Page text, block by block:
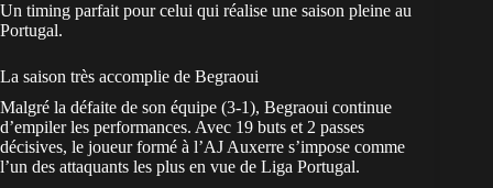
Un timing parfait pour celui qui réalise une saison pleine au
Portugal.
La saison très accomplie de Begraoui
Malgré la défaite de son équipe (3-1), Begraoui continue
d’empiler les performances. Avec 19 buts et 2 passes
décisives, le joueur formé à l’AJ Auxerre s’impose comme
l’un des attaquants les plus en vue de Liga Portugal.